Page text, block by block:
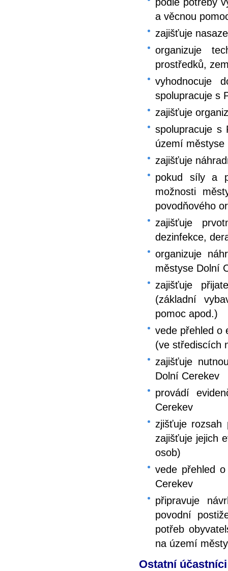
a věcnou
zajišťuje
organizuje
prostředků,
vyhodnocuje
spolupracuje s
zajišťuje
spolupracuje s
území městyse
zajišťuje
pokud síly a
možnosti
povodňového
zajišťuje
dezinfekce,
organizuje
městyse Dolní
zajišťuje
(základní
pomoc apod.)
vede přehled o
(ve střediscích
zajišťuje
Dolní Cerekev
provádí
Cerekev
zjišťuje rozsah
zajišťuje jejich
osob)
vede přehled
Cerekev
připravuje
povodní
potřeb
na území
Ostatní